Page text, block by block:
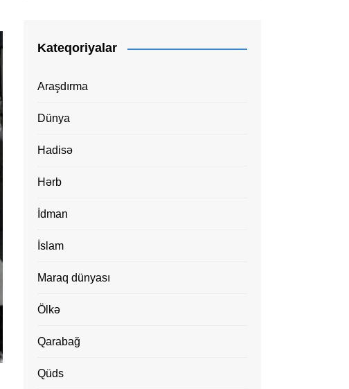
Kateqoriyalar
Araşdırma
Dünya
Hadisə
Hərb
İdman
İslam
Maraq dünyası
Ölkə
Qarabağ
Qüds